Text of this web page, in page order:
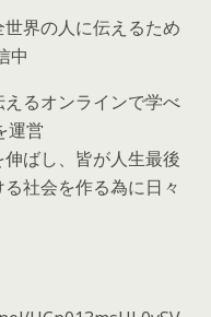
界の人に伝えるため
中
るオンラインで学べ
運営
ばし、皆が人生最後
社会を作る為に日々